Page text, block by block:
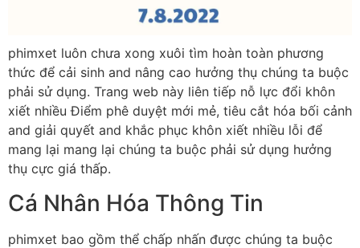
phimxet luôn chưa xong xuôi tìm hoàn toàn phương
thức để cải sinh and nâng cao hưởng thụ chúng ta buộc
phải sử dụng. Trang web này liên tiếp nỗ lực đổi khôn
xiết nhiều Điểm phê duyệt mới mẻ, tiêu cắt hóa bối cảnh
and giải quyết and khắc phục khôn xiết nhiều lỗi để
mang lại mang lại chúng ta buộc phải sử dụng hưởng
thụ cực giá thấp.
Cá Nhân Hóa Thông Tin
phimxet bao gồm thể chấp nhấn được chúng ta buộc